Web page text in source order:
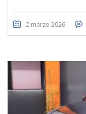
2 marzo 2026